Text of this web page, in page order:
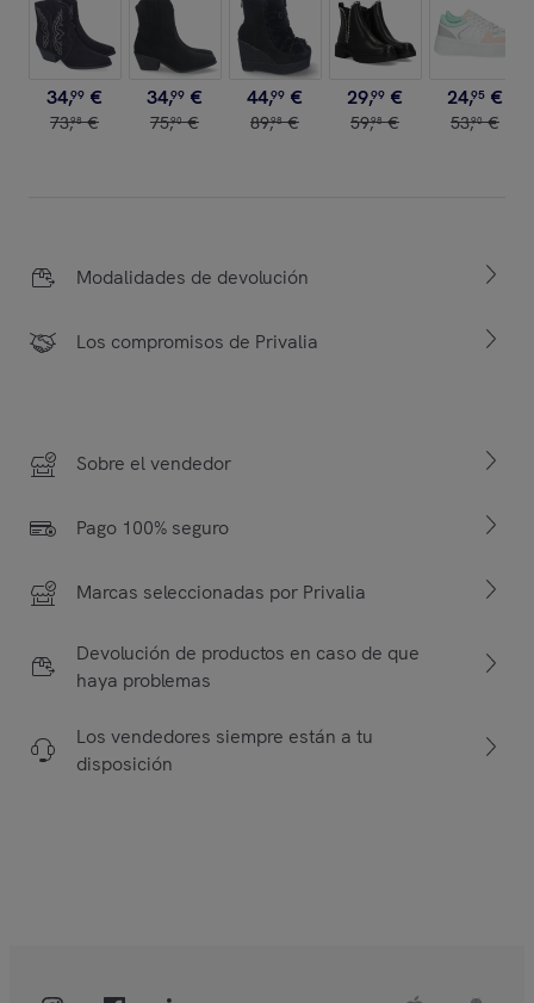
34,99 €
73,98 €
34,99 €
75,90 €
44,99 €
89,98 €
29,99 €
59,98 €
24,95 €
53,90 €
Modalidades de devolución
Los compromisos de Privalia
Sobre el vendedor
Pago 100% seguro
Marcas seleccionadas por Privalia
Devolución de productos en caso de que
haya problemas
Los vendedores siempre están a tu
disposición